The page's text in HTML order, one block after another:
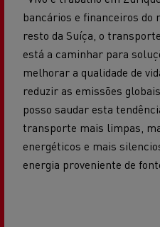
bancários e financeiros do
resto da Suíça, o
está a caminhar para
melhorar a qualidade de
reduzir as emissões
posso saudar esta
transporte mais limpas,
energéticos e mais
energia proveniente de